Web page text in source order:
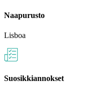
Naapurusto
Lisboa
Suosikkiannokset